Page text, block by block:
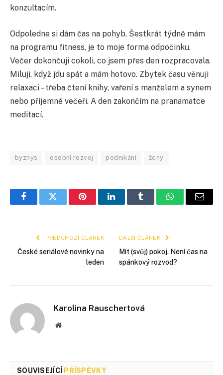
konzultacím.
Odpoledne si dám čas na pohyb. Šestkrát týdně mám
na programu fitness, je to moje forma odpočinku.
Večer dokončuji cokoli, co jsem přes den rozpracovala.
Miluji, když jdu spát a mám hotovo. Zbytek času věnuji
relaxaci – třeba čtení knihy, vaření s manželem a synem
nebo příjemné večeři. A den zakončím na pranamatce
meditací.
byznys osobní rozvoj podnikání ženy
FacebookTwitter PinterestLinkedInTumblr WhatsApp
E-
PŘEDCHOZÍ ČLÁNEK
České seriálové novinky na
leden
DALŠÍ ČLÁNEK
Mít (svůj) pokoj. Není čas na
spánkový rozvod?
Karolina Rauschertová
Webové
SOUVISEJÍCÍ PŘÍSPĚVKY